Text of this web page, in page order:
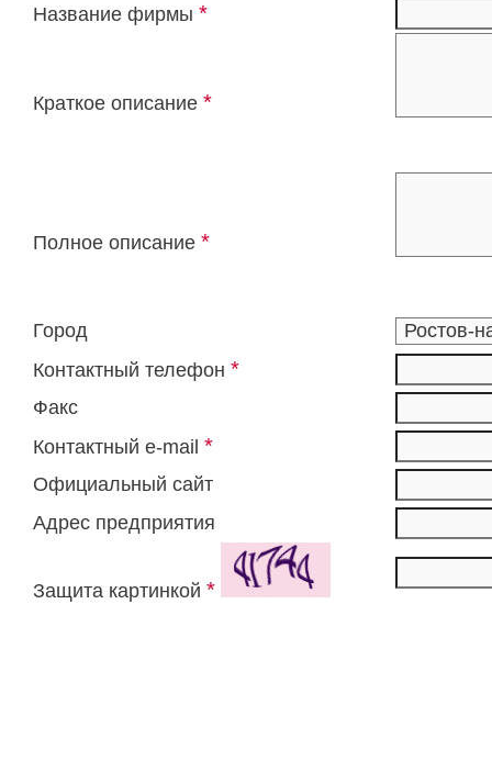
Название фирмы *
Краткое описание *
Полное описание *
Город
Контактный телефон *
Факс
Контактный e-mail *
Официальный сайт
Адрес предприятия
Защита картинкой *